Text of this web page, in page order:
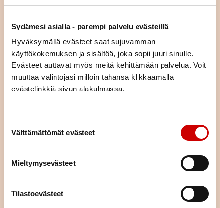
Sydämesi asialla - parempi palvelu evästeillä
Hyväksymällä evästeet saat sujuvamman
käyttökokemuksen ja sisältöä, joka sopii juuri sinulle.
Evästeet auttavat myös meitä kehittämään palvelua. Voit
muuttaa valintojasi milloin tahansa klikkaamalla
evästelinkkiä sivun alakulmassa.
Välttämättömät evästeet
Mieltymysevästeet
Tilastoevästeet
asiaa (esim. liikunta, ravitsemus, mielenhyvinvointi tai parisuhde).
Voit tulla kurssille yksin tai yhdessä puolisosi tai läheisesi kanssa.
Kurssimme ovat osallistujille maksuttomia. Voit hakeutua kaikille
kursseille asuinpaikastasi riippumatta.
KURSSIKALENTERI